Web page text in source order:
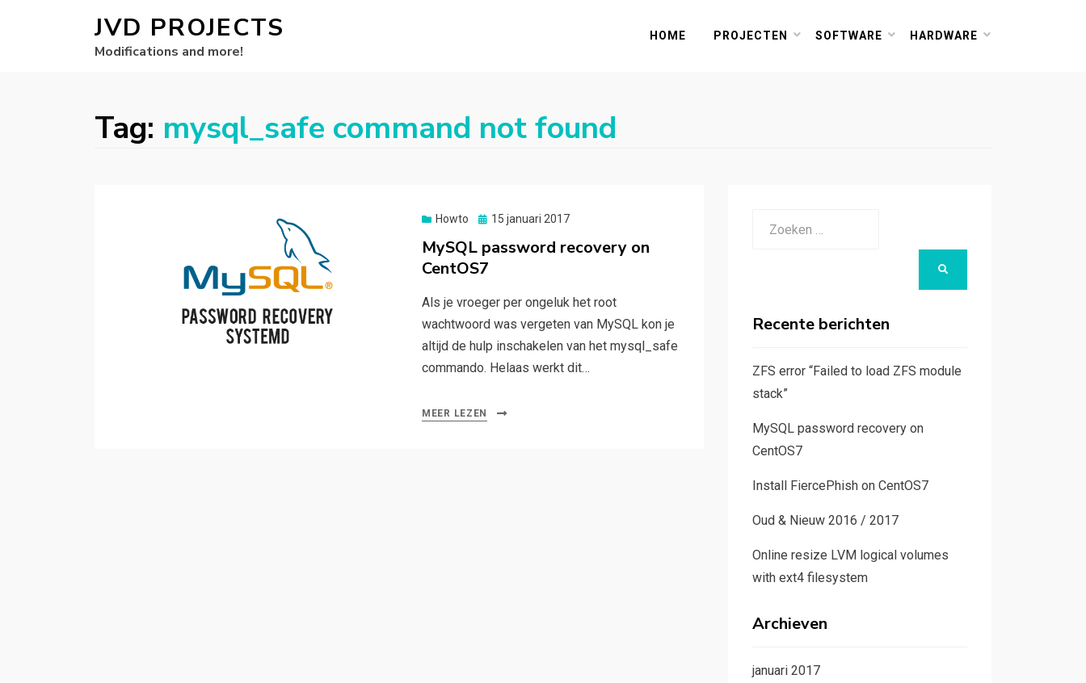
JVD PROJECTS
Modifications and more!
HOME PROJECTEN SOFTWARE HARDWARE
Tag: mysql_safe command not found
Howto
Gepubliceerd
15 januari 2017
MySQL password recovery on
CentOS7
Als je vroeger per ongeluk het root
wachtwoord was vergeten van MySQL kon je
altijd de hulp inschakelen van het mysql_safe
commando. Helaas werkt dit…
MEER LEZEN
Recente berichten
ZFS error “Failed to load ZFS module
stack”
MySQL password recovery on
CentOS7
Install FiercePhish on CentOS7
Oud & Nieuw 2016 / 2017
Online resize LVM logical volumes
with ext4 filesystem
Archieven
januari 2017